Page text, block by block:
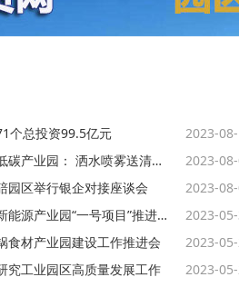
个总投资99.5亿元
2023-
中国长安璧山智能网联低碳产业园： 洒水喷雾送清凉 “零碳园区”建设忙
2023-
园区举行银企对接座谈会
2023-
万容主持召开川渝合作新能源产业园“一号项目”推进调度会
2023-
食材产业园建设工作推进会
2023-
究工业园区高质量发展工作
2023-